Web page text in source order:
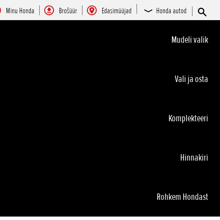
Minu Honda Brošüür Edasimüüjad Honda autod
Mudeli valik
Vali ja osta
Komplekteeri
Hinnakiri
Rohkem Hondast